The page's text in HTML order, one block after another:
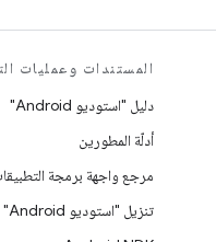
المستندات وعمليات
دليل "استوديو Android"
أدلّة المطورين
مرجع واجهة برمجة
تنزيل "استوديو Android"